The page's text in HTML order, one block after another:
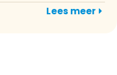
Lees meer